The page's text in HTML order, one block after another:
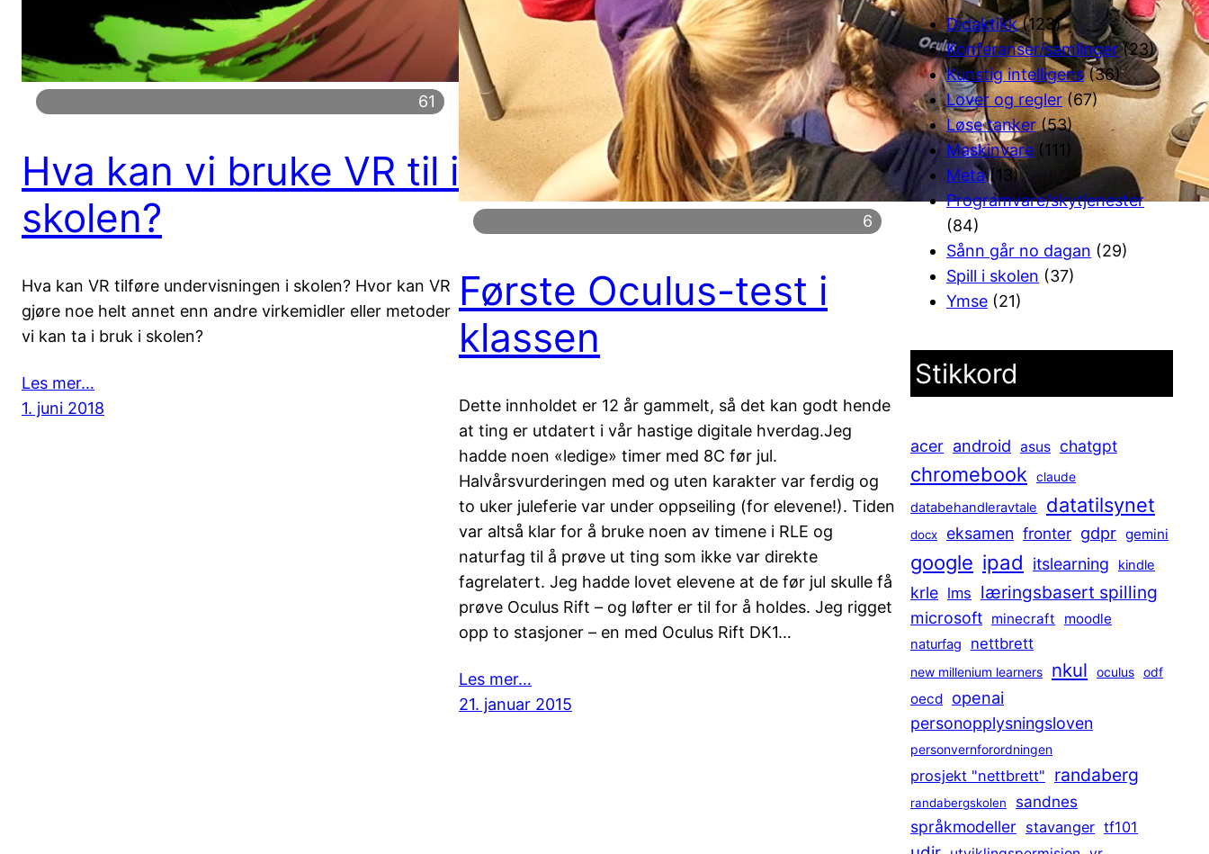
61
Hva kan vi bruke VR til i
skolen?
Hva kan VR tilføre undervisningen i skolen? Hvor kan VR
gjøre noe helt annet enn andre virkemidler eller metoder
vi kan ta i bruk i skolen?
Les mer…
1. juni 2018
6
Første Oculus-test i
klassen
Dette innholdet er 12 år gammelt, så det kan godt hende
at ting er utdatert i vår hastige digitale hverdag.Jeg
hadde noen «ledige» timer med 8C før jul.
Halvårsvurderingen med og uten karakter var ferdig og
to uker juleferie var under oppseiling (for elevene!). Tiden
var altså klar for å bruke noen av timene i RLE og
naturfag til å prøve ut ting som ikke var direkte
fagrelatert. Jeg hadde lovet elevene at de før jul skulle få
prøve Oculus Rift – og løfter er til for å holdes. Jeg rigget
opp to stasjoner – en med Oculus Rift DK1…
Les mer…
21. januar 2015
Didaktikk(123)
Konferanser/samlinger(23)
Kunstig intelligens(36)
Lover og regler(67)
Løse tanker(53)
Maskinvare (111)
Meta(13)
Programvare/skytjenester
(84)
Sånn går no dagan (29)
Spill i skolen (37)
Ymse (21)
Stikkord
acer android asus chatgpt
chromebook claude
databehandleravtale datatilsynet
docx eksamen fronter gdpr gemini
google ipad itslearning kindle
krle lms læringsbasert spilling
microsoft minecraft moodle
naturfag nettbrett
new millenium learners nkul oculus odf
oecd openai
personopplysningsloven
personvernforordningen
prosjekt "nettbrett" randaberg
randabergskolen
sandnes
språkmodeller stavanger tf101